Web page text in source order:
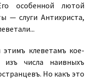
особенной лютой
— слуги Антихриста,
клеветамъ кое-
числа наивныхъ
Но какъ это